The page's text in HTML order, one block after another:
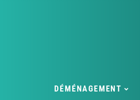
DÉMÉNAGEMENT